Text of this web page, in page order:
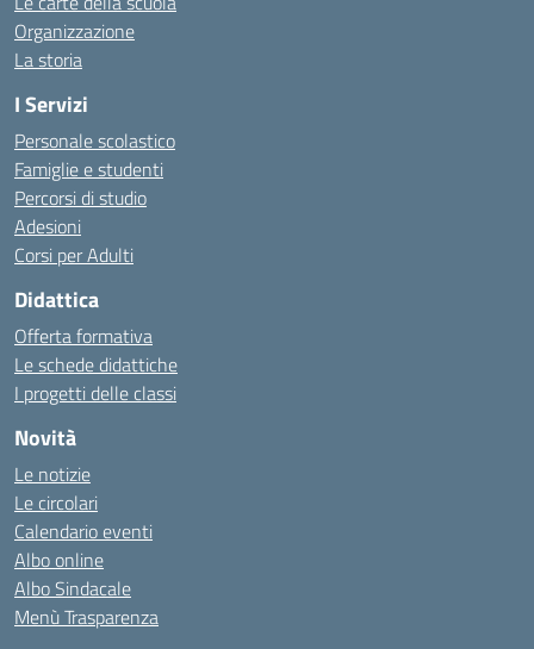
Organizzazione
La storia
I Servizi
Personale scolastico
Famiglie e studenti
Percorsi di studio
Adesioni
Corsi per Adulti
Didattica
Offerta formativa
Le schede didattiche
I progetti delle classi
Novità
Le notizie
Le circolari
Calendario eventi
Albo online
Albo Sindacale
Menù Trasparenza